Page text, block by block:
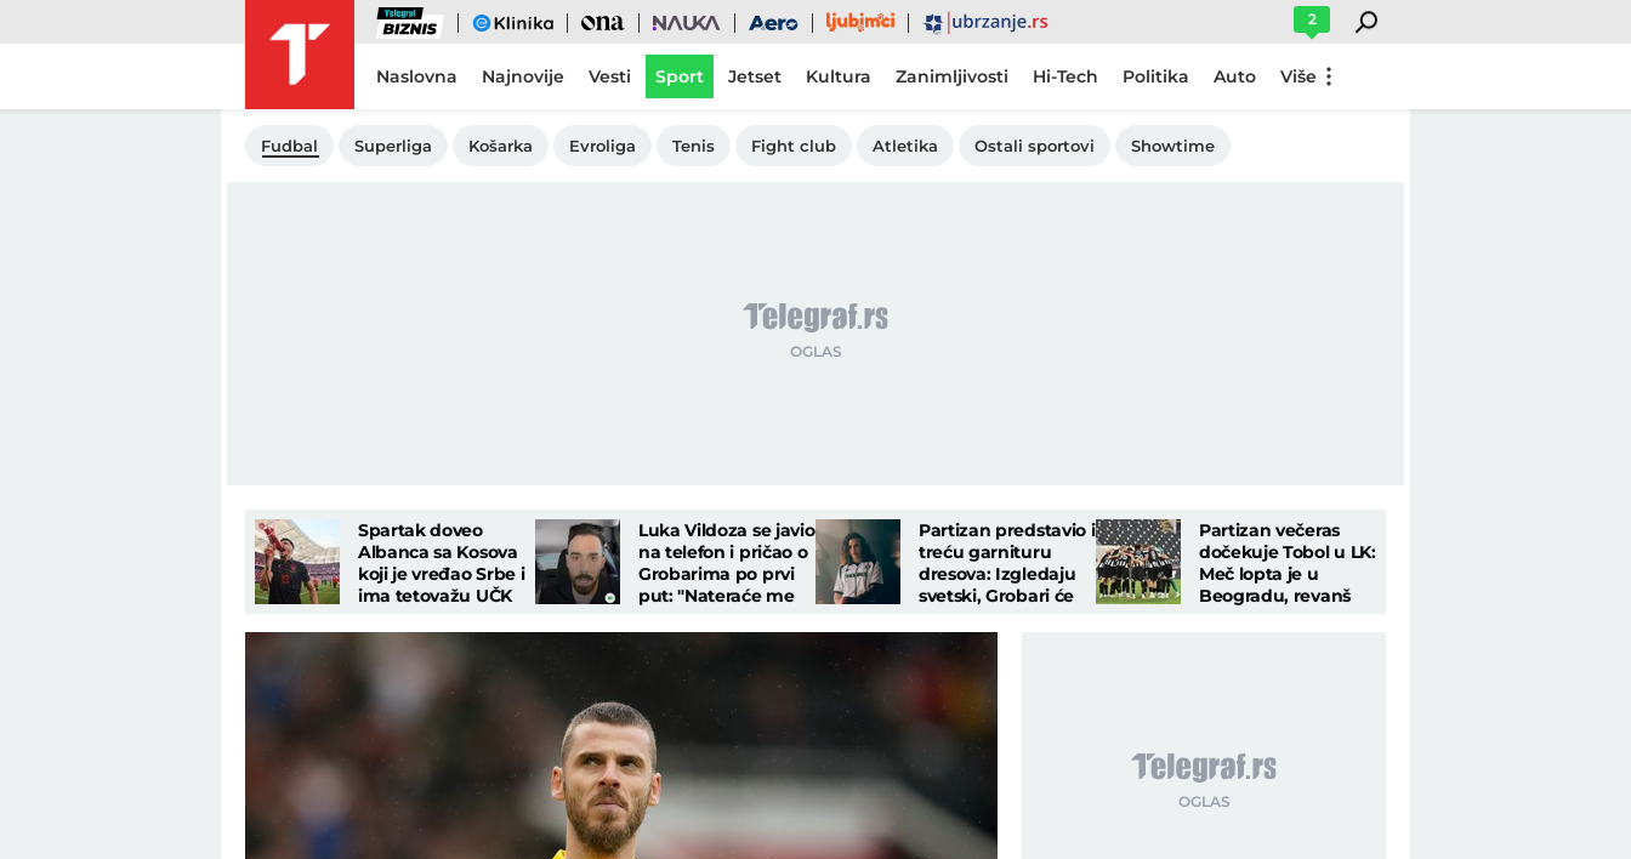
Biznis eKlinika Ona Nauka Aero Ljubimci Ubrzanje 2
Naslovna Najnovije Vesti Sport Jetset Kultura Zanimljivosti Hi-Tech Politika Auto Više
Fudbal Superliga Košarka Evroliga Tenis Fight club Atletika Ostali sportovi Showtime
Spartak doveo
Albanca sa Kosova
koji je vređao Srbe i
ima tetovažu UČK
Delija besna
Luka Vildoza se javio
na telefon i pričao o
Grobarima po prvi
put: "Nateraće me
odsto..."
Partizan predstavio i
treću garnituru
dresova: Izgledaju
svetski, Grobari će
Partizan večeras
dočekuje Tobol u LK:
Meč lopta je u
Beogradu, revanš